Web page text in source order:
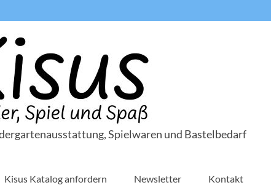
Spielwaren und Bastelbedarf
Kisus Katalog anfordern Newsletter Kontakt